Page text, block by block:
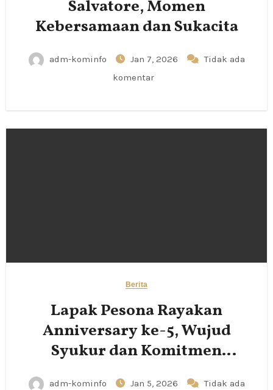
Salvatore, Momen
Kebersamaan dan Sukacita
adm-kominfo Jan 7, 2026
Tidak ada
komentar
Berita
Lapak Pesona Rayakan
Anniversary ke-5, Wujud
Syukur dan Komitmen
adm-kominfo Jan 5, 2026
Tidak ada